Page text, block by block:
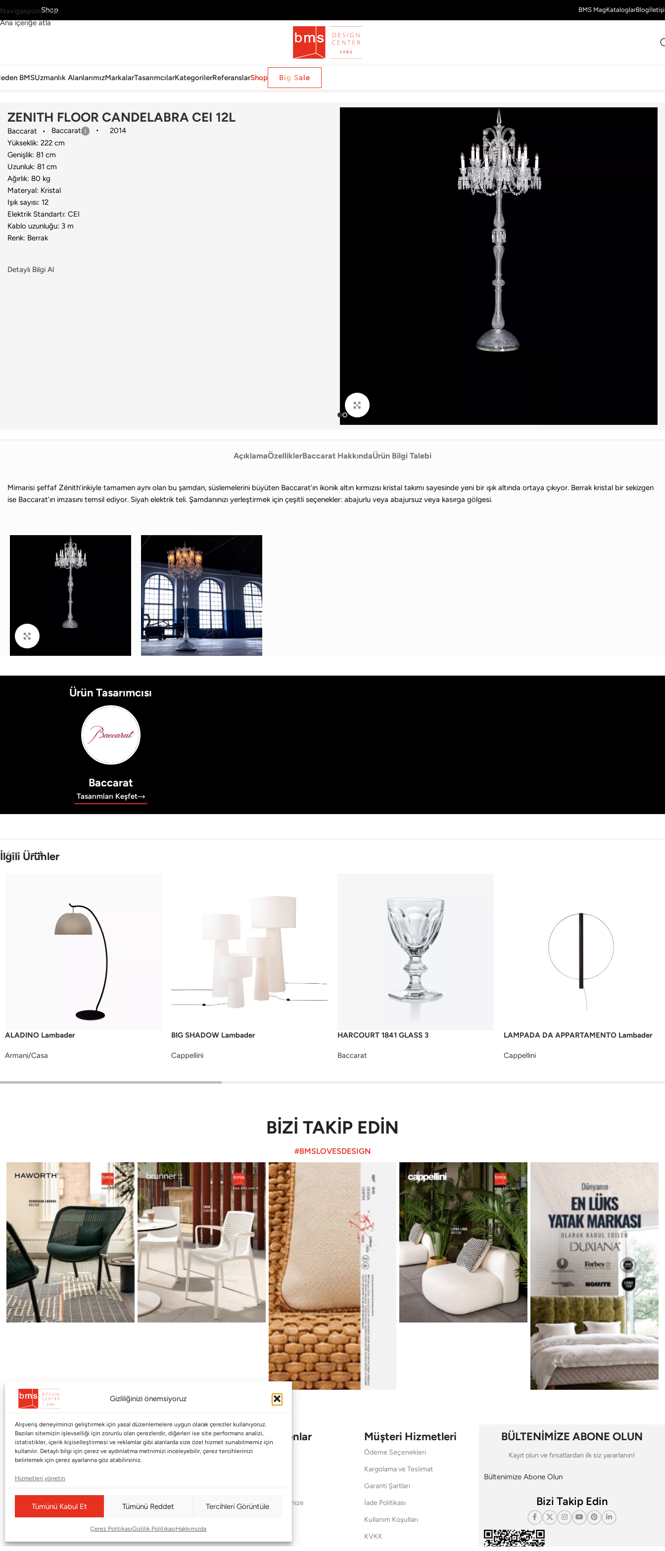
Gizliliğinizi önemsiyoruz
Alışveriş deneyiminizi geliştirmek için yasal düzenlemelere uygun olarak çerezler kullanıyoruz.
Bazıları sitemizin işlevselliği için zorunlu olan çerezlerdir, diğerleri ise site performans analizi,
istatistikler, içerik kişiselleştirmesi ve reklamlar gibi alanlarda size özel hizmet sunabilmemiz için
kullanılır. Detaylı bilgi için çerez ve aydınlatma metnimizi inceleyebilir, çerez tercihlerinizi
belirlemek için çerez ayarlarına göz atabilirsiniz.
Hizmetleri yönetin
Tümünü Kabul Et Tümünü Reddet Tercihleri Görüntüle
Çerez PolitikasıGizlilik PolitikasıHakkımızda
Navigasyona atla
Ana içeriğe atla
KeşfetShop BMS MagKataloglarBlog
BMSUzmanlık AlanlarımızMarkalarTasarımcılarKategorilerReferanslarShop Big Sale
Ana Sayfa›Aydınlatma›Lambader›Baccarat›ZENITH FLOOR CANDELABRA CEI 12L
ZENITH FLOOR CANDELABRA CEI 12L
Baccarat Baccarat
2014
Yükseklik: 222 cm
Genişlik: 81 cm
Uzunluk: 81 cm
Ağırlık: 80 kg
Materyal: Kristal
Işık sayısı: 12
Elektrik Standartı: CEI
Kablo uzunluğu: 3 m
Renk: Berrak
Detaylı Bilgi Al
AçıklamaÖzelliklerBaccarat HakkındaÜrün Bilgi Talebi
Mimarisi şeffaf Zénith’inkiyle tamamen aynı olan bu şamdan, süslemelerini büyüten Baccarat’ın ikonik altın kırmızısı kristal takımı sayesinde yeni bir ışık altında ortaya çıkıyor. Berrak kristal bir sekizgen
ise Baccarat’ın imzasını temsil ediyor. Siyah elektrik teli. Şamdanınızı yerleştirmek için çeşitli seçenekler: abajurlu veya abajursuz veya kasırga gölgesi.
Ürün Tasarımcısı
Baccarat
Tasarımları Keşfet
İlgili Ürünler
ALADINO Lambader
Armani/Casa
BIG SHADOW Lambader
Cappellini
HARCOURT 1841 GLASS 3
Baccarat
LAMPADA DA APPARTAMENTO Lambader
Cappellini
BİZİ TAKİP EDİN
#BMSLOVESDESIGN
Kurumsal
Shop
Blog
Markalar
Haworth
Baccarat
Koleksiyonlar
Babalar Günü
Saraylardan Evinize
Müşteri Hizmetleri
Ödeme Seçenekleri
Kargolama ve Teslimat
Garanti Şartları
İade Politikası
Kullanım Koşulları
KVKK
BÜLTENİMİZE ABONE OLUN
Kayıt olun ve fırsatlardan ilk siz yararlanın!
Bültenimize Abone Olun
Bizi Takip Edin